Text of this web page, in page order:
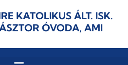
KATOLIKUS ÁLT. ISK.
ÓVODA, AMI